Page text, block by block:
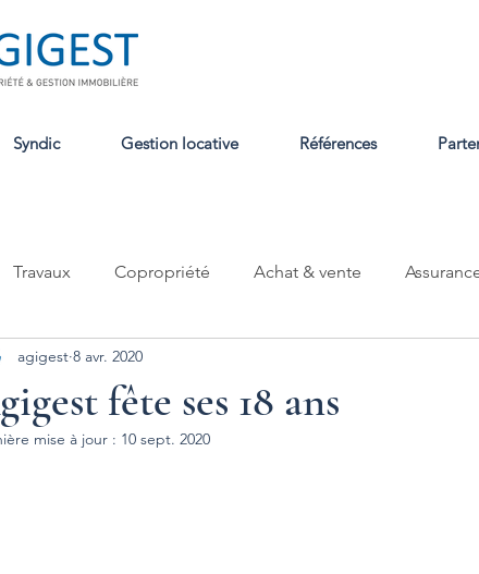
Syndic Gestion locative Références
Travaux Copropriété Achat & vente
fête ses 18 ans
agigest 8 avr. 2020
mise à jour : 10 sept. 2020